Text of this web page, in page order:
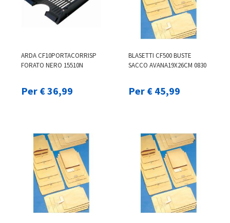
ARDA CF10PORTACORRISP
FORATO NERO 15510N
Per € 36,99
BLASETTI CF500 BUSTE
SACCO AVANA19X26CM 0830
Per € 45,99